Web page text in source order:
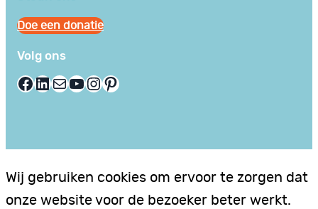
Doe een donatie
Volg ons
Facebook LinkedIn E-mail YouTube InstagramPinterest
Wij gebruiken cookies om ervoor te zorgen dat
onze website voor de bezoeker beter werkt.